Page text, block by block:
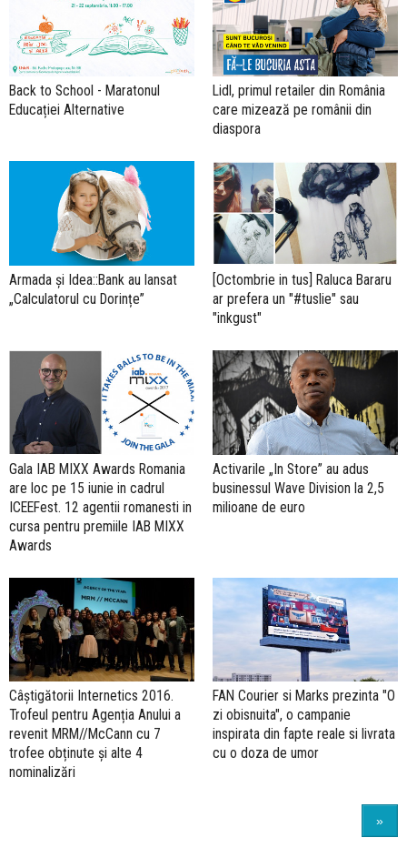
Back to School - Maratonul
Educației Alternative
Lidl, primul retailer din România
care mizează pe românii din
diaspora
Armada și Idea::Bank au lansat
„Calculatorul cu Dorințe”
[Octombrie in tus] Raluca Bararu
ar prefera un "#tuslie" sau
"inkgust"
Gala IAB MIXX Awards Romania
are loc pe 15 iunie in cadrul
ICEEFest. 12 agentii romanesti in
cursa pentru premiile IAB MIXX
Awards
Activarile „In Store” au adus
businessul Wave Division la 2,5
milioane de euro
Câștigătorii Internetics 2016.
Trofeul pentru Agenția Anului a
revenit MRM//McCann cu 7
trofee obținute și alte 4
nominalizări
FAN Courier si Marks prezinta "O
zi obisnuita", o campanie
inspirata din fapte reale si livrata
cu o doza de umor
»